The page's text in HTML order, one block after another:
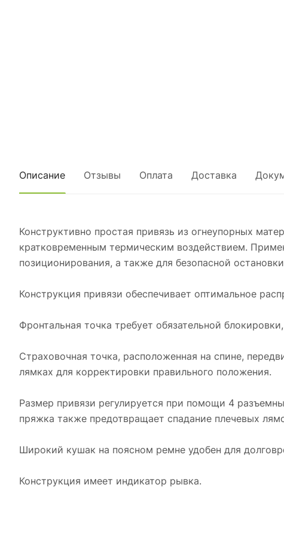
Описание Отзывы Оплата Доставка
Конструктивно простая привязь из огнеупорных
кратковременным термическим воздействием.
позиционирования, а также для безопасной
Конструкция привязи обеспечивает оптимальное
Фронтальная точка требует обязательной
Страховочная точка, расположенная на спине,
лямках для корректировки правильного положения.
Размер привязи регулируется при помощи 4
пряжка также предотвращает спадание плечевых
Широкий кушак на поясном ремне удобен для
Конструкция имеет индикатор рывка.